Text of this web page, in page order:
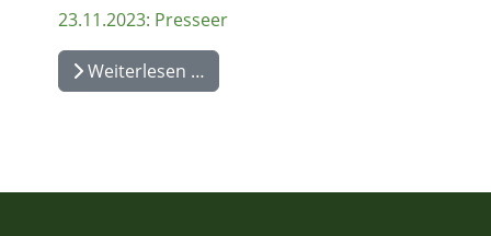
23.11.2023: Presseer
Weiterlesen …